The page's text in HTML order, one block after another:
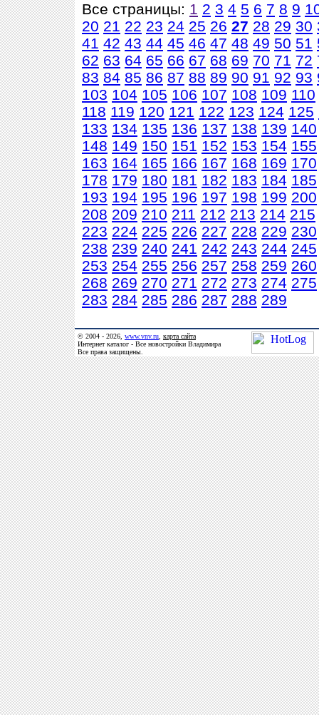
Все страницы: 1 2 3 4 5 6 7 8 9
20 21 22 23 24 25 26 27 28 29 30
41 42 43 44 45 46 47 48 49 50 51
62 63 64 65 66 67 68 69 70 71 72
83 84 85 86 87 88 89 90 91 92 93
103 104 105 106 107 108 109 110
118 119 120 121 122 123 124 125
133 134 135 136 137 138 139 140
148 149 150 151 152 153 154 155
163 164 165 166 167 168 169 170
178 179 180 181 182 183 184 185
193 194 195 196 197 198 199 200
208 209 210 211 212 213 214 215
223 224 225 226 227 228 229 230
238 239 240 241 242 243 244 245
253 254 255 256 257 258 259 260
268 269 270 271 272 273 274 275
283 284 285 286 287 288 289
© 2004 - 2026, www.vnv.ru карта сайта
Интернет каталог - Все новостройки Владимира
Все права защищены.